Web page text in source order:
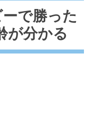
で勝った
が分かる